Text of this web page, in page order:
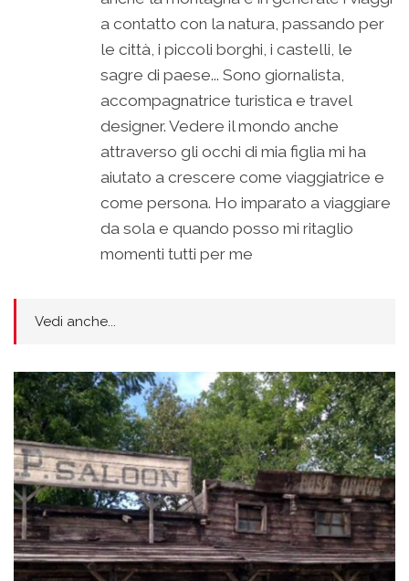
a contatto con la natura, passando per
le città, i piccoli borghi, i castelli, le
sagre di paese... Sono giornalista,
accompagnatrice turistica e travel
designer. Vedere il mondo anche
attraverso gli occhi di mia figlia mi ha
aiutato a crescere come viaggiatrice e
come persona. Ho imparato a viaggiare
da sola e quando posso mi ritaglio
momenti tutti per me
Vedi anche...